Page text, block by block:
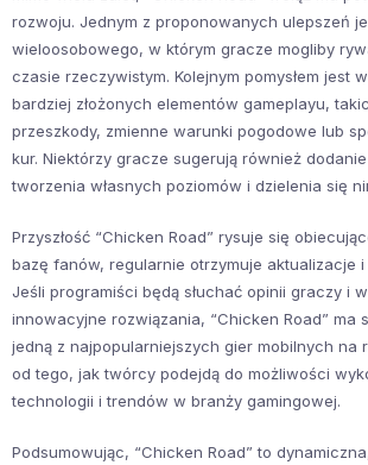
rozwoju. Jednym z proponowanych ulepszeń
wieloosobowego, w którym gracze mogliby
czasie rzeczywistym. Kolejnym pomysłem jest
bardziej złożonych elementów gameplayu,
przeszkody, zmienne warunki pogodowe lub
kur. Niektórzy gracze sugerują również
tworzenia własnych poziomów i dzielenia się
Przyszłość “Chicken Road” rysuje się
bazę fanów, regularnie otrzymuje aktualizacje
Jeśli programiści będą słuchać opinii graczy i
innowacyjne rozwiązania, “Chicken Road” ma
jedną z najpopularniejszych gier mobilnych na
od tego, jak twórcy podejdą do możliwości
technologii i trendów w branży gamingowej.
Podsumowując, “Chicken Road” to